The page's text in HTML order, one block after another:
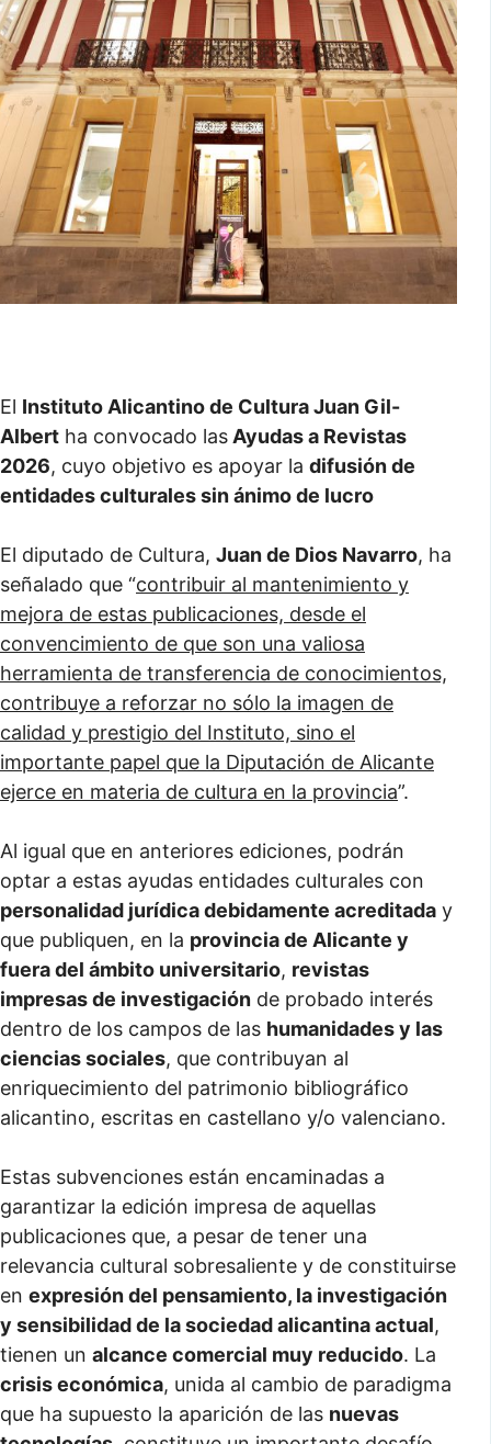
El Instituto Alicantino de Cultura Juan Gil-
Albert ha convocado las Ayudas a Revistas
2026, cuyo objetivo es apoyar la difusión de
entidades culturales sin ánimo de lucro
El diputado de Cultura, Juan de Dios Navarro, ha
señalado que “contribuir al mantenimiento y
mejora de estas publicaciones, desde el
convencimiento de que son una valiosa
herramienta de transferencia de conocimientos,
contribuye a reforzar no sólo la imagen de
calidad y prestigio del Instituto, sino el
importante papel que la Diputación de Alicante
ejerce en materia de cultura en la provincia”.
Al igual que en anteriores ediciones, podrán
optar a estas ayudas entidades culturales con
personalidad jurídica debidamente acreditada y
que publiquen, en la provincia de Alicante y
fuera del ámbito universitario, revistas
impresas de investigación de probado interés
dentro de los campos de las humanidades y las
ciencias sociales, que contribuyan al
enriquecimiento del patrimonio bibliográfico
alicantino, escritas en castellano y/o valenciano.
Estas subvenciones están encaminadas a
garantizar la edición impresa de aquellas
publicaciones que, a pesar de tener una
relevancia cultural sobresaliente y de constituirse
en expresión del pensamiento, la investigación
y sensibilidad de la sociedad alicantina actual,
tienen un alcance comercial muy reducido. La
crisis económica, unida al cambio de paradigma
que ha supuesto la aparición de las nuevas